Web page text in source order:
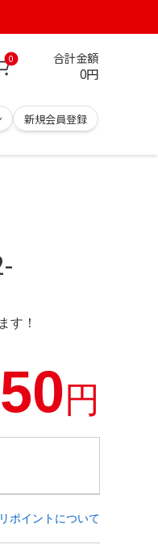
0 合計金額
0円
新規会員登録
す！
円
ポイントについて